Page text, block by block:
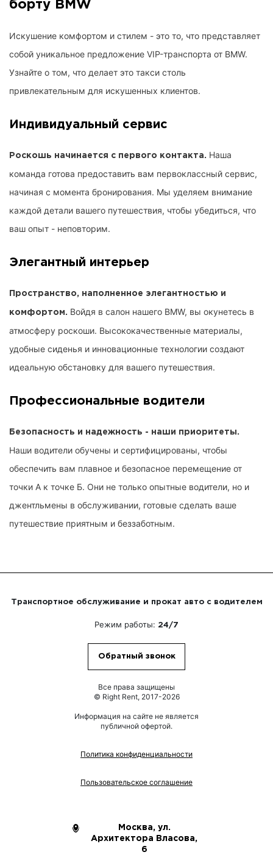
борту BMW
Искушение комфортом и стилем - это то, что представляет
собой уникальное предложение VIP-транспорта от BMW.
Узнайте о том, что делает это такси столь
привлекательным для искушенных клиентов.
Индивидуальный сервис
Роскошь начинается с первого контакта. Наша
команда готова предоставить вам первоклассный сервис,
начиная с момента бронирования. Мы уделяем внимание
каждой детали вашего путешествия, чтобы убедиться, что
ваш опыт - неповторим.
Элегантный интерьер
Пространство, наполненное элегантностью и
комфортом. Войдя в салон нашего BMW, вы окунетесь в
атмосферу роскоши. Высококачественные материалы,
удобные сиденья и инновационные технологии создают
идеальную обстановку для вашего путешествия.
Профессиональные водители
Безопасность и надежность - наши приоритеты.
Наши водители обучены и сертифицированы, чтобы
обеспечить вам плавное и безопасное перемещение от
точки А к точке Б. Они не только опытные водители, но и
джентльмены в обслуживании, готовые сделать ваше
путешествие приятным и беззаботным.
Транспортное обслуживание и прокат авто с водителем
Режим работы: 24/7
Обратный звонок
Все права защищены
© Right Rent, 2017-2026
Информация на сайте не является
публичной офертой.
Политика конфиденциальности
Пользовательское соглашение
Москва, ул.
Архитектора Власова,
6